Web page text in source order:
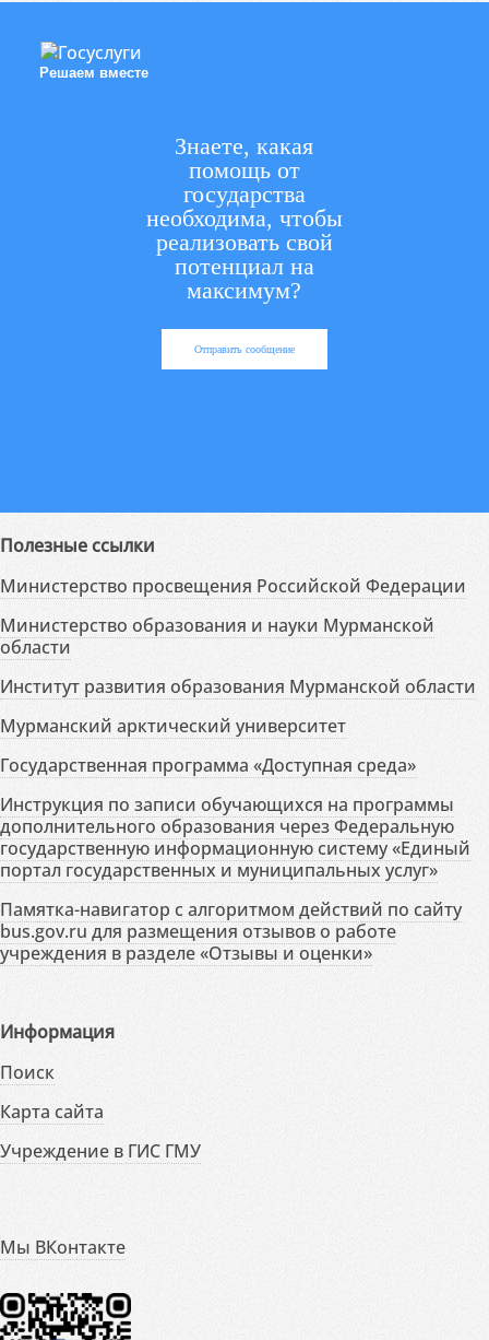
Решаем вместе
Знаете, какая
помощь от
государства
необходима, чтобы
реализовать свой
потенциал на
максимум?
Отправить сообщение
Полезные ссылки
Министерство просвещения Российской Федерации
Министерство образования и науки Мурманской
области
Институт развития образования Мурманской области
Мурманский арктический университет
Государственная программа «Доступная среда»
Инструкция по записи обучающихся на программы
дополнительного образования через Федеральную
государственную информационную систему «Единый
портал государственных и муниципальных услуг»
Памятка-навигатор с алгоритмом действий по сайту
bus.gov.ru для размещения отзывов о работе
учреждения в разделе «Отзывы и оценки»
Информация
Поиск
Карта сайта
Учреждение в ГИС ГМУ
Мы ВКонтакте